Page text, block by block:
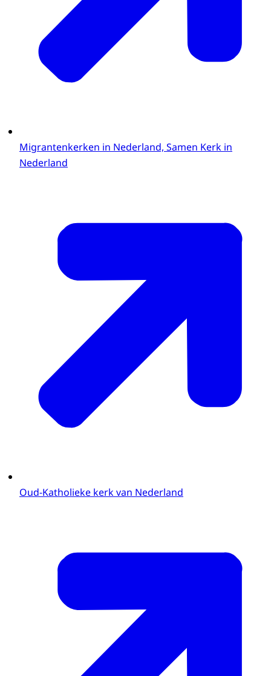
Migrantenkerken in Nederland, Samen Kerk in
Nederland
Oud-Katholieke kerk van Nederland